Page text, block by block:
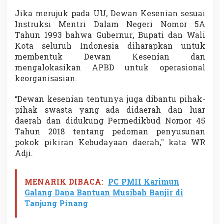
a
e
n
i
M
y
u
Jika merujuk pada UU, Dewan Kesenian sesuai
Instruksi Mentri Dalam Negeri Nomor 5A
Tahun 1993 bahwa Gubernur, Bupati dan Wali
Kota seluruh Indonesia diharapkan untuk
membentuk Dewan Kesenian dan
mengalokasikan APBD untuk operasional
keorganisasian.
“Dewan kesenian tentunya juga dibantu pihak-
pihak swasta yang ada didaerah dan luar
daerah dan didukung Permedikbud Nomor 45
Tahun 2018 tentang pedoman penyusunan
pokok pikiran Kebudayaan daerah,” kata WR
Adji.
MENARIK DIBACA: PC PMII Karimun
Galang Dana Bantuan Musibah Banjir di
Tanjung Pinang